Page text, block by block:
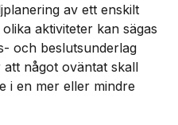
av ett enskilt
aktiviteter kan sägas
och beslutsunderlag
något oväntat skall
i en mer eller mindre